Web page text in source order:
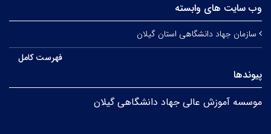
وب سایت های وابسته
سازمان جهاد دانشگاهی استان گیلان
فهرست کامل
پیوندها
موسسه آموزش عالی جهاد دانشگاهی گیلان